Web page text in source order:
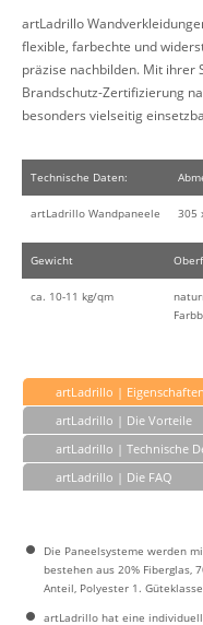
artLadrillo
flexible, farbechte und
präzise nachbilden. Mit ihrer
Brandschutz-Zertifizierung
besonders vielseitig
Technische Daten:
artLadrillo Wandpaneele 305
Gewicht
ca. 10-11 kg/qm
artLadrillo | Eigenschaften
artLadrillo | Die Vorteile
artLadrillo | Technische
artLadrillo | Die FAQ
Die Paneelsysteme werden
bestehen aus 20% Fiberglas,
Anteil, Polyester 1.
artLadrillo hat eine